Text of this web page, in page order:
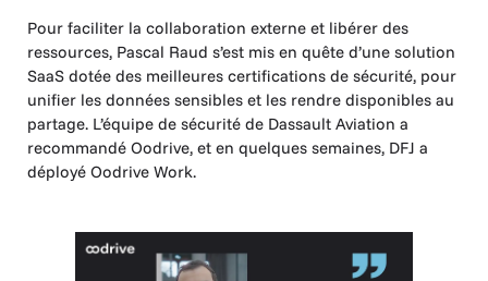
Pour faciliter la collaboration externe et libérer des
ressources, Pascal Raud s’est mis en quête d’une solution
SaaS dotée des meilleures certifications de sécurité, pour
unifier les données sensibles et les rendre disponibles au
partage. L’équipe de sécurité de Dassault Aviation a
recommandé Oodrive, et en quelques semaines, DFJ a
déployé Oodrive Work.